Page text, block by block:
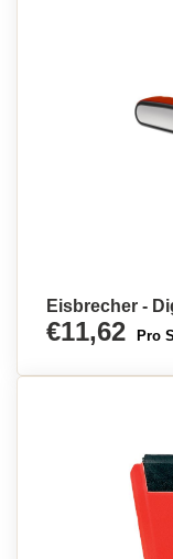
Eisbrecher -
€11,62 Pro